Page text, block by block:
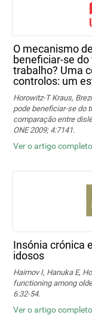
O mecanismo
beneficiar-se
trabalho? Uma
controlos: um
Horowitz-T Kraus,
pode beneficiar-se do
comparação entre
ONE 2009; 4:7141.
Ver o artigo
Insónia crónica
idosos
Haimov I, Hanuka E,
functioning among
6:32-54.
Ver o artigo